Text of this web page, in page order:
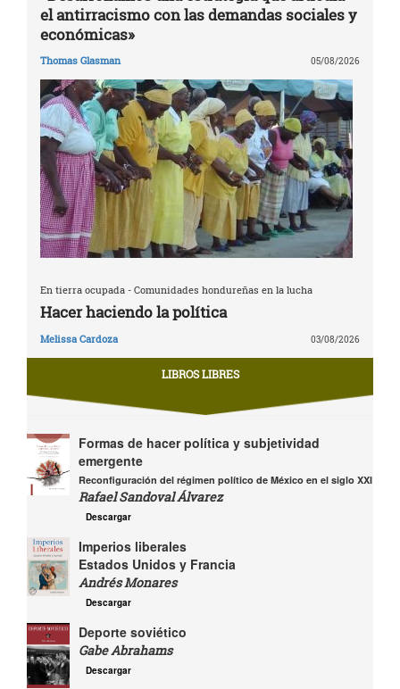
el antirracismo con las demandas sociales y
económicas»
Thomas Glasman 05/08/2026
En tierra ocupada - Comunidades hondureñas en la lucha
Hacer haciendo la política
Melissa Cardoza 03/08/2026
LIBROS LIBRES
Formas de hacer política y subjetividad
emergente
Reconfiguración del régimen político de México en el siglo XXI
Rafael Sandoval Álvarez
Descargar
Imperios liberales
Estados Unidos y Francia
Andrés Monares
Descargar
Deporte soviético
Gabe Abrahams
Descargar